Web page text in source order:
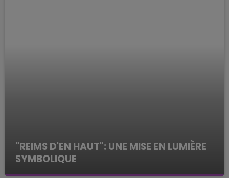
"REIMS D'EN HAUT": UNE MISE EN LUMIÈRE
SYMBOLIQUE
Les interviews de la rédac'